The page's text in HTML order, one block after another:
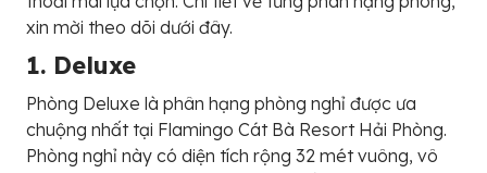
xin mời theo dõi dưới đây.
1. Deluxe
Phòng Deluxe là phân hạng phòng nghỉ được ưa
chuộng nhất tại Flamingo Cát Bà Resort Hải Phòng.
Phòng nghỉ này có diện tích rộng 32 mét vuông, vô